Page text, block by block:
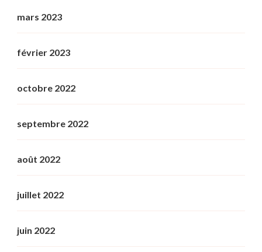
mars 2023
février 2023
octobre 2022
septembre 2022
août 2022
juillet 2022
juin 2022